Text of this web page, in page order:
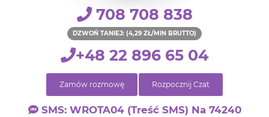
708 708 838
DZWOŃ TANIEJ: (4,29 ZŁ/MIN BRUTTO)
+48 22 896 65 04
Zamów rozmowę Rozpocznij Czat
SMS: WROTA04 (treść SMS) Na 74240